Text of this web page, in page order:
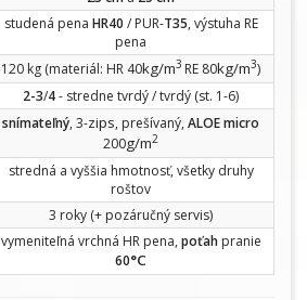
studená pena HR40 / PUR-T35, výstuha RE
pena
120 kg (materiál: HR 40kg/m3 RE 80kg/m3)
2-3/4- stredne tvrdý / tvrdý (st. 1-6)
snímateľný, 3-zips, prešívaný, ALOE micro
200g/m2
stredná a vyššia hmotnosť, všetky druhy
roštov
3 roky (+ pozáručný servis)
vymeniteľná vrchná HR pena, poťahpranie
60°C